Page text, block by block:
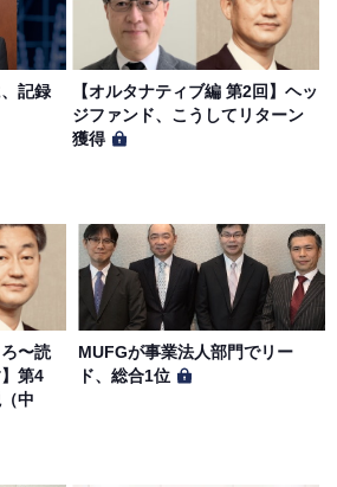
取扱い）
情報を別途オンライン上に掲示する
ー」に基づき、適切に取り扱うもの
記録
【オルタナティブ編 第2回】ヘッ
ジファンド、こうしてリターン
獲得
〜読
第4
中
MUFGが事業法人部門でリー
ド、総合1位